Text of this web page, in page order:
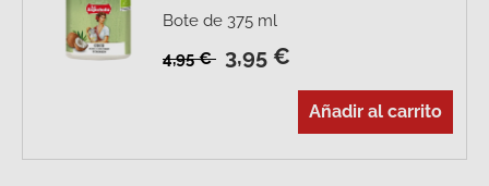
Bote de 375 ml
4,95 € 3,95 €
Añadir al carrito